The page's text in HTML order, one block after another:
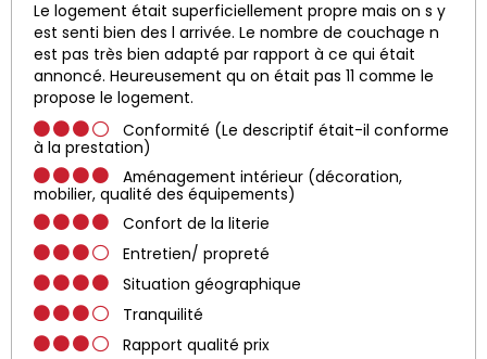
Le logement était superficiellement propre mais on s y
est senti bien des l arrivée. Le nombre de couchage n
est pas très bien adapté par rapport à ce qui était
annoncé. Heureusement qu on était pas 11 comme le
propose le logement.
Conformité (Le descriptif était-il conforme
à la prestation)
Aménagement intérieur (décoration,
mobilier, qualité des équipements)
Confort de la literie
Entretien/ propreté
Situation géographique
Tranquilité
Rapport qualité prix